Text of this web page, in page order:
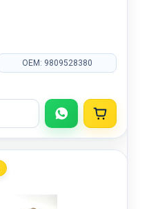
OEM: 9809528380